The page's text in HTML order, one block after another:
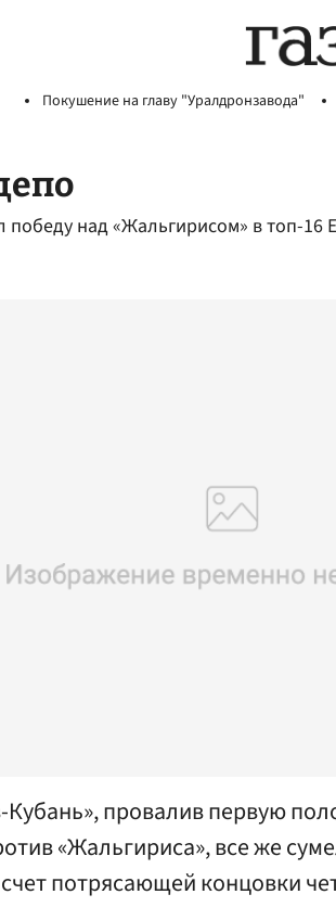
Покушение на главу "Уралдронзавода"
над «Жальгирисом» в топ-16
провалив первую
«Жальгириса», все же
потрясающей концовки